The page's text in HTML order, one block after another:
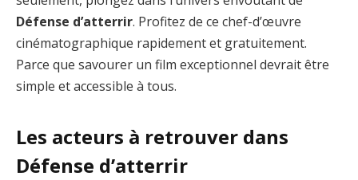
Défense d’atterrir. Profitez de ce chef-d’œuvre
cinématographique rapidement et gratuitement.
Parce que savourer un film exceptionnel devrait être
simple et accessible à tous.
Les acteurs à retrouver dans
Défense d’atterrir